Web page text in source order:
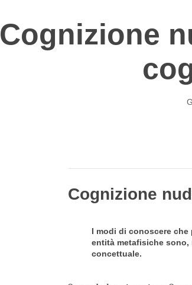
Cognizione
Cognizione
I modi di conoscere
entità metafisiche
concettuale.